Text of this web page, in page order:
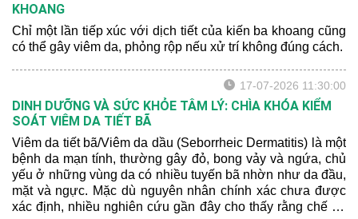
KHOANG
Chỉ một lần tiếp xúc với dịch tiết của kiến ba khoang cũng
có thể gây viêm da, phỏng rộp nếu xử trí không đúng cách.
17-07-2026 11:30:00
DINH DƯỠNG VÀ SỨC KHỎE TÂM LÝ: CHÌA KHÓA KIỂM
SOÁT VIÊM DA TIẾT BÃ
Viêm da tiết bã/Viêm da dầu (Seborrheic Dermatitis) là một
bệnh da mạn tính, thường gây đỏ, bong vảy và ngứa, chủ
yếu ở những vùng da có nhiều tuyến bã nhờn như da đầu,
mặt và ngực. Mặc dù nguyên nhân chính xác chưa được
xác định, nhiều nghiên cứu gần đây cho thấy rằng chế độ